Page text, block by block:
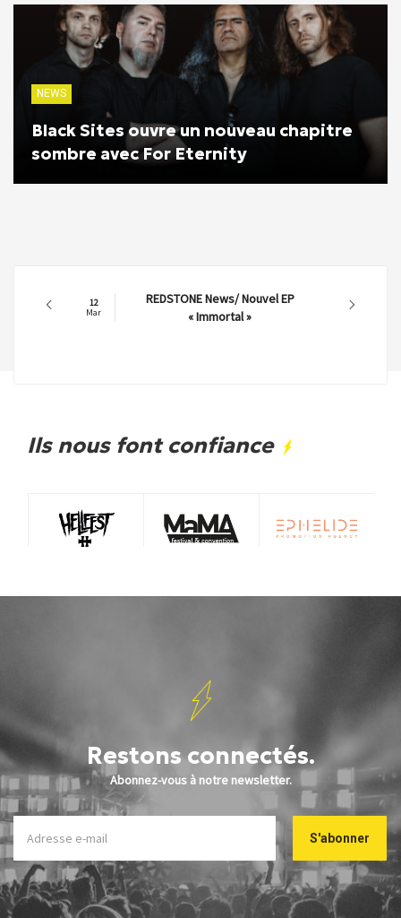
NEWS
Black Sites ouvre un nouveau chapitre
sombre avec For Eternity
12
Mar
REDSTONE News/ Nouvel EP
« Immortal »
Ils nous font confiance
Restons connectés.
Abonnez-vous à notre newsletter.